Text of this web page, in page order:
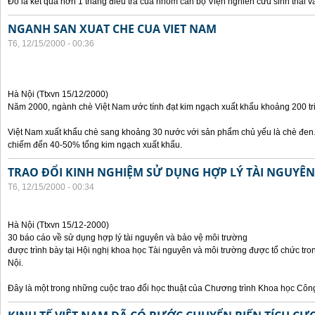
NGANH SAN XUAT CHE CUA VIET NAM
T6, 12/15/2000 - 00:36
Hà Nội (Ttxvn 15/12/2000)
Năm 2000, ngành chè Việt Nam ước tính đạt kim ngạch xuất khẩu khoảng 200
Việt Nam xuất khẩu chè sang khoảng 30 nước với sản phẩm chủ yếu là chè
chiếm đến 40-50% tổng kim ngạch xuất khẩu.
TRAO ĐỔI KINH NGHIỆM SỬ DỤNG HỢP LÝ TÀI
T6, 12/15/2000 - 00:34
Hà Nội (Ttxvn 15/12-2000)
30 báo cáo về sử dụng hợp lý tài nguyên và bảo vệ môi trường
được trình bày tại Hội nghị khoa học Tài nguyên và môi trường được tổ chức
Nội.
Đây là một trong những cuộc trao đổi học thuật của Chương trình Khoa học